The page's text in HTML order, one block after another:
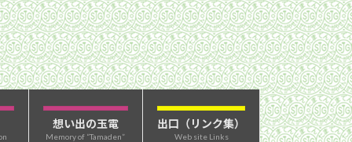
想い出の玉電
Memory of “Tamaden”
出口（リンク集）
Web site Links